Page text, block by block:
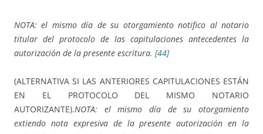
NOTA: el mismo día de su otorgamiento notifico al notario
titular del protocolo de las capitulaciones antecedentes la
autorización de la presente escritura. [44]
(ALTERNATIVA SI LAS ANTERIORES CAPITULACIONES ESTÁN
EN EL PROTOCOLO DEL MISMO NOTARIO
AUTORIZANTE).NOTA: el mismo día de su otorgamiento
extiendo nota expresiva de la presente autorización en la